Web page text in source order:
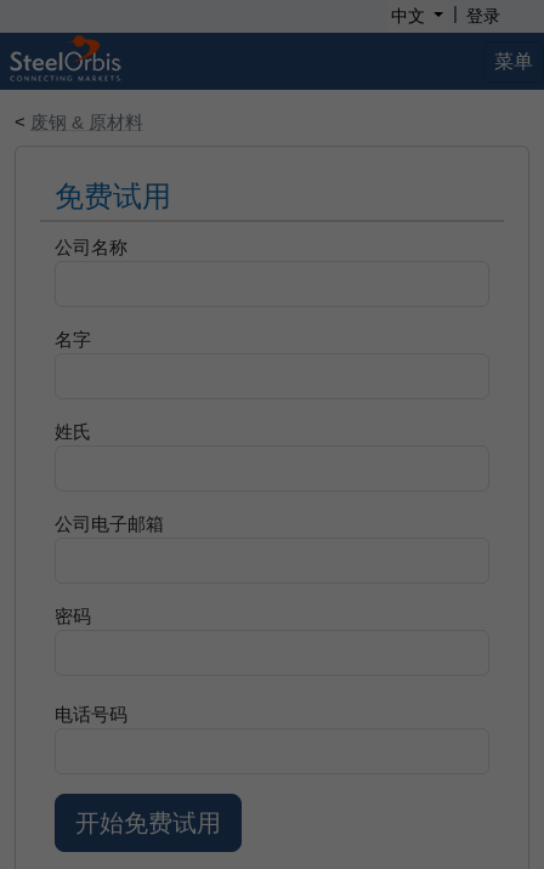
中文 | 登录
菜单
< 废钢 & 原材料
免费试用
公司名称
名字
姓氏
公司电子邮箱
密码
电话号码